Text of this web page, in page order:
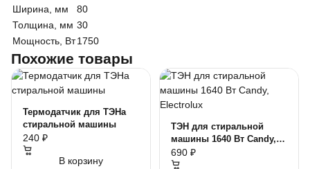
Ширина, мм
80
Толщина, мм 30
Мощность, Вт1750
Похожие товары
Термодатчик для ТЭНа
стиральной машины
240 ₽
В корзину
ТЭН для стиральной
машины 1640 Вт Candy,
Electrolux
690 ₽